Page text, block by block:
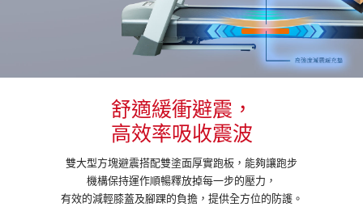
舒適緩衝避震，
高效率吸收震波
雙大型方塊避震搭配雙塗面厚實跑板，能夠讓跑步
機構保持運作順暢釋放掉每一步的壓力，
有效的減輕膝蓋及腳踝的負擔，提供全方位的防護。